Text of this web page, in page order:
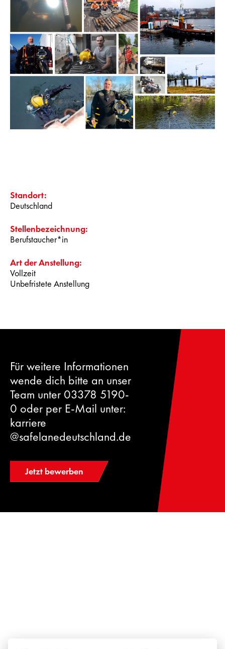
Standort:
Deutschland
Stellenbezeichnung:
Berufstaucher*in
Art der Anstellung:
Vollzeit
Unbefristete Anstellung
Für weitere Informationen
wende dich bitte an unser
Team unter 03378 5190-
0 oder per E-Mail unter:
karriere​
@safelanedeutschland.de
Jetzt bewerben